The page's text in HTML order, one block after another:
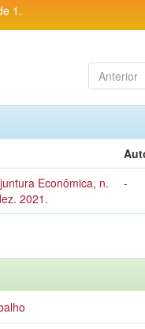
1.
Anterior
Econômica, n.
2021.
-